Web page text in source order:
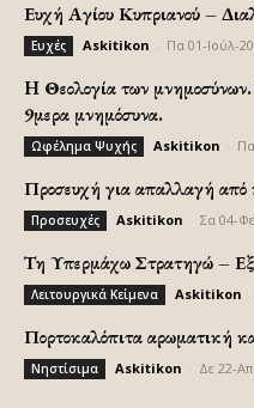
Ευχή Αγίου Κυπριανού –
Ευχές Askitikon Πα 01-Ιούλ-
H Θεολογία των μνημοσύνων.
9μερα μνημόσυνα.
Ωφέλημα Ψυχής Askitikon
Προσευχή για απαλλαγή από
Προσευχές Askitikon Σα 04-
Τη Υπερμάχω Στρατηγώ –
Λειτουργικά Κείμενα Askitikon
Πορτοκαλόπιτα αρωματική
Νηστίσιμα Askitikon Δε 22-